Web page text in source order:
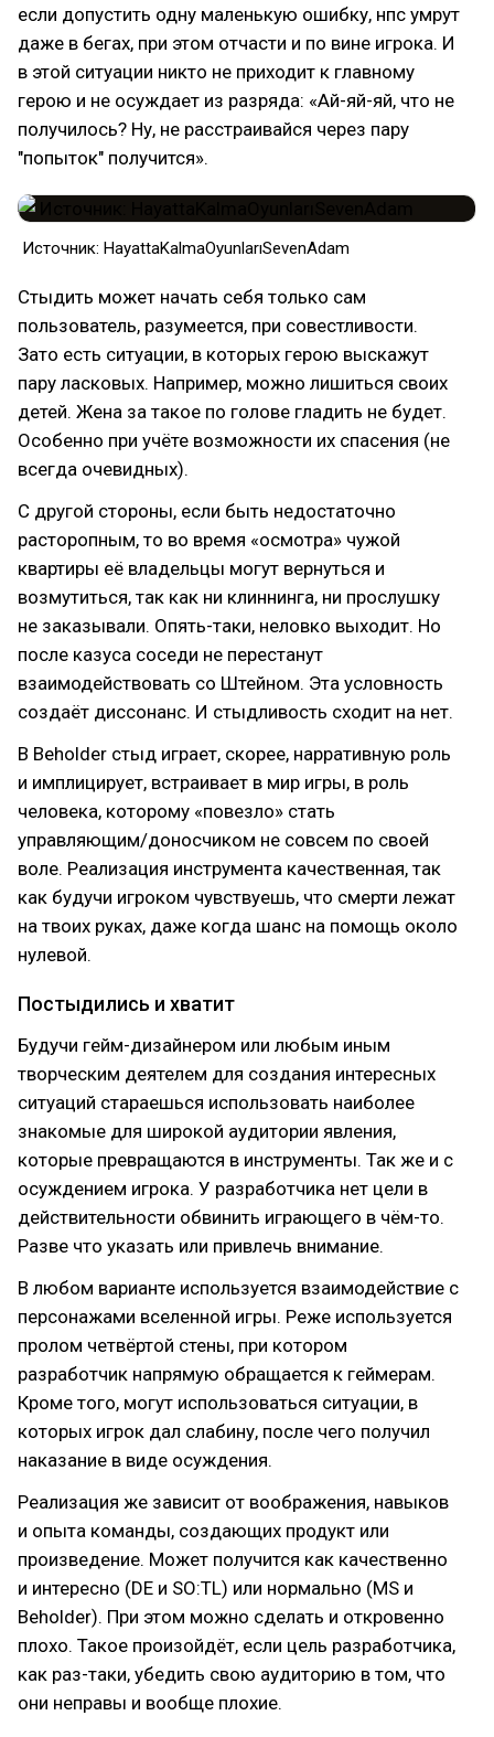
если допустить одну маленькую ошибку, нпс умрут
даже в бегах, при этом отчасти и по вине игрока. И
в этой ситуации никто не приходит к главному
герою и не осуждает из разряда: «Ай-яй-яй, что не
получилось? Ну, не расстраивайся через пару
"попыток" получится».
Источник: HayattaKalmaOyunlarıSevenAdam
Стыдить может начать себя только сам
пользователь, разумеется, при совестливости.
Зато есть ситуации, в которых герою выскажут
пару ласковых. Например, можно лишиться своих
детей. Жена за такое по голове гладить не будет.
Особенно при учёте возможности их спасения (не
всегда очевидных).
С другой стороны, если быть недостаточно
расторопным, то во время «осмотра» чужой
квартиры её владельцы могут вернуться и
возмутиться, так как ни клиннинга, ни прослушку
не заказывали. Опять-таки, неловко выходит. Но
после казуса соседи не перестанут
взаимодействовать со Штейном. Эта условность
создаёт диссонанс. И стыдливость сходит на нет.
В Beholder стыд играет, скорее, нарративную роль
и имплицирует, встраивает в мир игры, в роль
человека, которому «повезло» стать
управляющим/доносчиком не совсем по своей
воле. Реализация инструмента качественная, так
как будучи игроком чувствуешь, что смерти лежат
на твоих руках, даже когда шанс на помощь около
нулевой.
Постыдились и хватит
Будучи гейм-дизайнером или любым иным
творческим деятелем для создания интересных
ситуаций стараешься использовать наиболее
знакомые для широкой аудитории явления,
которые превращаются в инструменты. Так же и с
осуждением игрока. У разработчика нет цели в
действительности обвинить играющего в чём-то.
Разве что указать или привлечь внимание.
В любом варианте используется взаимодействие с
персонажами вселенной игры. Реже используется
пролом четвёртой стены, при котором
разработчик напрямую обращается к геймерам.
Кроме того, могут использоваться ситуации, в
которых игрок дал слабину, после чего получил
наказание в виде осуждения.
Реализация же зависит от воображения, навыков
и опыта команды, создающих продукт или
произведение. Может получится как качественно
и интересно (DE и SO:TL) или нормально (MS и
Beholder). При этом можно сделать и откровенно
плохо. Такое произойдёт, если цель разработчика,
как раз-таки, убедить свою аудиторию в том, что
они неправы и вообще плохие.